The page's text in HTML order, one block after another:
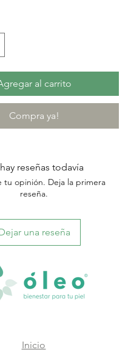
al carrito
Compra ya!
reseñas todavía
tu opinión. Deja la primera
reseña.
una reseña
Inicio